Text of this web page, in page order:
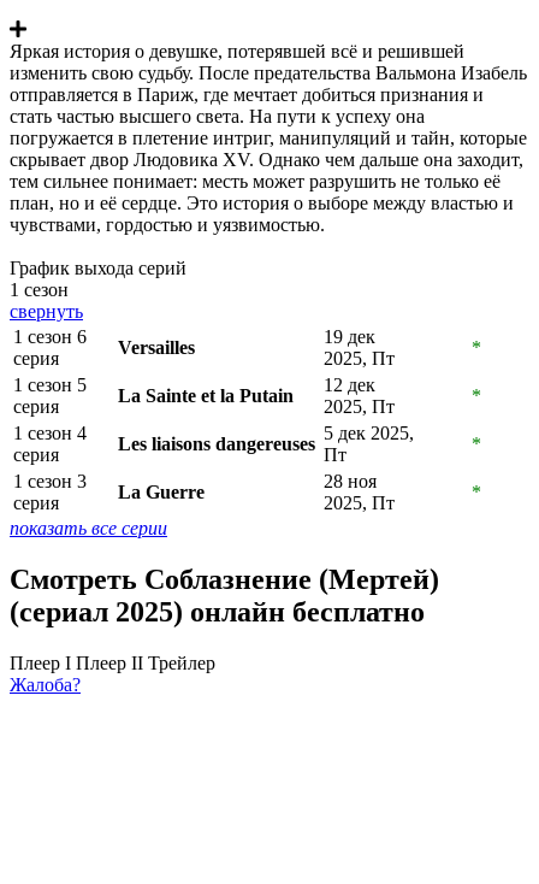
Яркая история о девушке, потерявшей всё и решившей
изменить свою судьбу. После предательства Вальмона Изабель
отправляется в Париж, где мечтает добиться признания и
стать частью высшего света. На пути к успеху она
погружается в плетение интриг, манипуляций и тайн, которые
скрывает двор Людовика XV. Однако чем дальше она заходит,
тем сильнее понимает: месть может разрушить не только её
план, но и её сердце. Это история о выборе между властью и
чувствами, гордостью и уязвимостью.
График выхода серий
1 сезон
свернуть
1 сезон 6
серия
Versailles
19 дек
2025, Пт
*
1 сезон 5
серия
La Sainte et la Putain
12 дек
2025, Пт
*
1 сезон 4
серия
Les liaisons dangereuses
5 дек 2025,
Пт
*
1 сезон 3
серия
La Guerre
28 ноя
2025, Пт
*
показать все серии
Смотреть Соблазнение (Мертей)
(сериал 2025) онлайн бесплатно
Плеер I Плеер II Трейлер
Жалоба?